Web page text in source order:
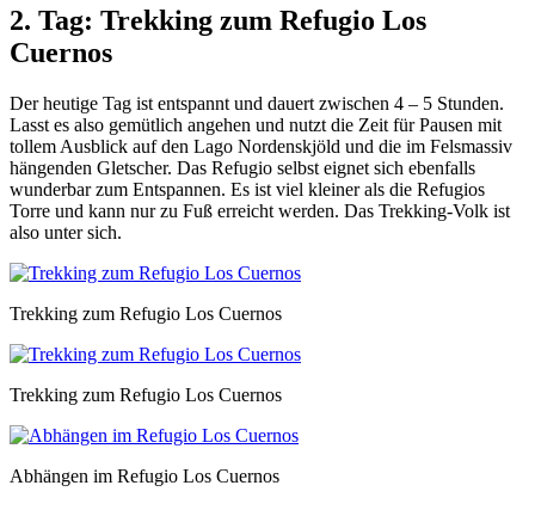
2. Tag: Trekking zum Refugio Los
Cuernos
Der heutige Tag ist entspannt und dauert zwischen 4 – 5 Stunden.
Lasst es also gemütlich angehen und nutzt die Zeit für Pausen mit
tollem Ausblick auf den Lago Nordenskjöld und die im Felsmassiv
hängenden Gletscher. Das Refugio selbst eignet sich ebenfalls
wunderbar zum Entspannen. Es ist viel kleiner als die Refugios
Torre und kann nur zu Fuß erreicht werden. Das Trekking-Volk ist
also unter sich.
Trekking zum Refugio Los Cuernos
Trekking zum Refugio Los Cuernos
Abhängen im Refugio Los Cuernos